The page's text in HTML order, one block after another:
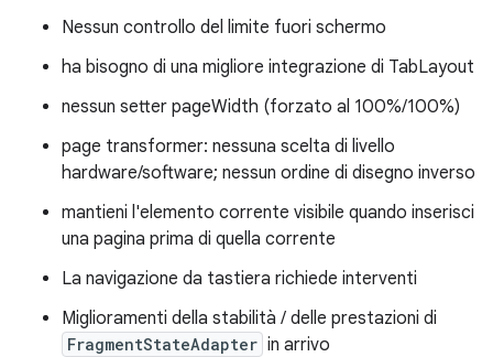
Nessun controllo del limite fuori schermo
ha bisogno di una migliore integrazione di TabLayout
nessun setter pageWidth (forzato al 100%/100%)
page transformer: nessuna scelta di livello
hardware/software; nessun ordine di disegno inverso
mantieni l'elemento corrente visibile quando inserisci
una pagina prima di quella corrente
La navigazione da tastiera richiede interventi
Miglioramenti della stabilità / delle prestazioni di
FragmentStateAdapter in arrivo